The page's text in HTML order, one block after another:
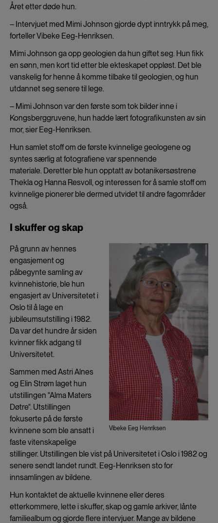
Året etter døde hun.
– Intervjuet med Mimi Johnson gjorde dypt inntrykk på meg,
forteller Vibeke Eeg-Henriksen.
Mimi Johnson ga opp geologien da hun giftet seg. Hun fikk
en sønn, men kort tid etter ble ekteskapet oppløst. Det ble
vanskelig for henne å komme tilbake til geologien, og hun
utdannet seg senere til lege.
– Mimi Johnson var den første som tok bilder inne i
Kongsberggruvene, hun hadde lært fotografikunsten av sin
mor, sier Eeg-Henriksen.
Hun samlet stoff om de første kvinnelige geologene og
syntes særlig at fotografiene var spennende
materiale. Deretter ble hun opptatt av botanikersøstrene
Thekla og Hanna Resvoll, og interessen for å samle stoff om
kvinnelige pionerer ble dermed utvidet til andre fagområder
også.
I skuffer og skap
Vibeke Eeg Henriksen
På grunn av hennes
engasjement og
påbegynte samling av
kvinnehistorie, ble hun
engasjert av Universitetet i
Oslo til å lage en
jubileumsutstilling i 1982.
Da var det hundre år siden
kvinner fikk adgang til
Universitetet.
Sammen med Astri Alnes
og Elin Strøm laget hun
utstillingen "Alma Maters
Døtre". Utstillingen
fokuserte på de første
kvinnene som ble ansatt i
faste vitenskapelige
stillinger. Utstillingen ble vist på Universitetet i Oslo i 1982 og
senere sendt landet rundt. Eeg-Henriksen sto for
innsamlingen av bildene.
Hun kontaktet de aktuelle kvinnene eller deres
etterkommere, lette i skuffer, skap og gamle arkiver, lånte
familiealbum og gjorde flere intervjuer. Mange av bildene